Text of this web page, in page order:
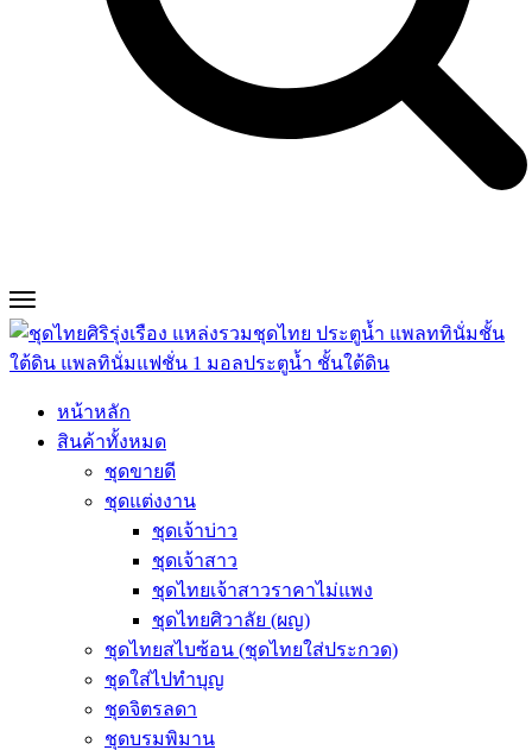
หน้าหลัก
สินค้าทั้งหมด
ชุดขายดี
ชุดแต่งงาน
ชุดเจ้าบ่าว
ชุดเจ้าสาว
ชุดไทยเจ้าสาวราคาไม่แพง
ชุดไทยศิวาลัย (ผญ)
ชุดไทยสไบซ้อน (ชุดไทยใส่ประกวด)
ชุดใส่ไปทำบุญ
ชุดจิตรลดา
ชุดบรมพิมาน